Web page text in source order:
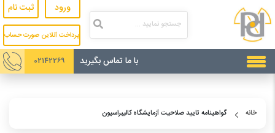
ورود ثبت نام
پرداخت آنلاین صورت حساب
با ما تماس بگیرید 02142269
خانه گواهینامه تایید صلاحیت آزمایشگاه کالیبراسیون